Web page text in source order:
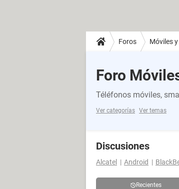
Foros Móviles
Foro
Téléfonos móviles,
Ver categorías Ver temas
Discusiones
Alcatel
Android
Recientes